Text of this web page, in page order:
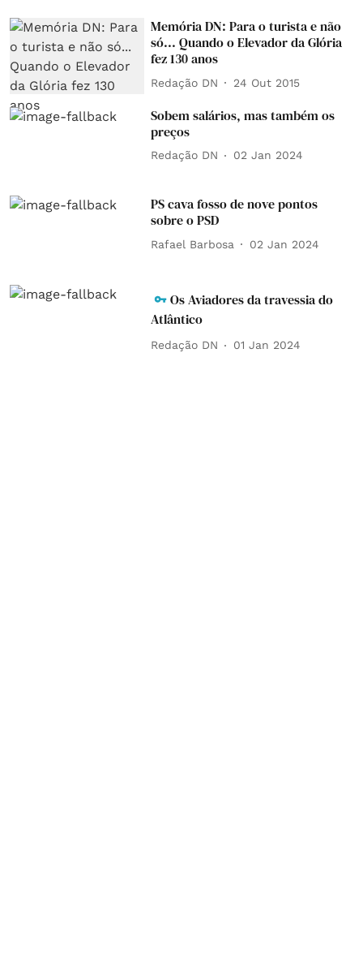
Memória DN: Para o turista e não
só... Quando o Elevador da Glória
fez 130 anos
Redação DN 24 Out 2015
Sobem salários, mas também os
preços
Redação DN 02 Jan 2024
PS cava fosso de nove pontos
sobre o PSD
Rafael Barbosa 02 Jan 2024
Os Aviadores da travessia do
Atlântico
Redação DN 01 Jan 2024